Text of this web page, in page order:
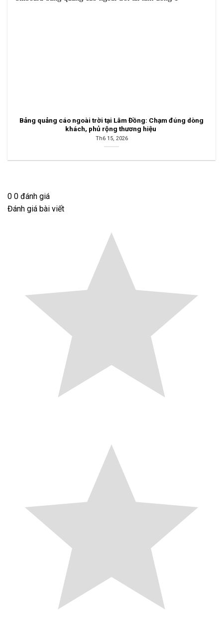
Bảng quảng cáo ngoài trời tại Lâm Đồng: Chạm đúng dòng
khách, phủ rộng thương hiệu
Th6 15, 2026
0 0 đánh giá
Đánh giá bài viết